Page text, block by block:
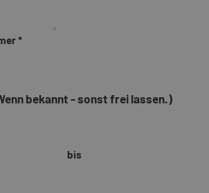
*
bekannt - sonst frei lassen.)
bis